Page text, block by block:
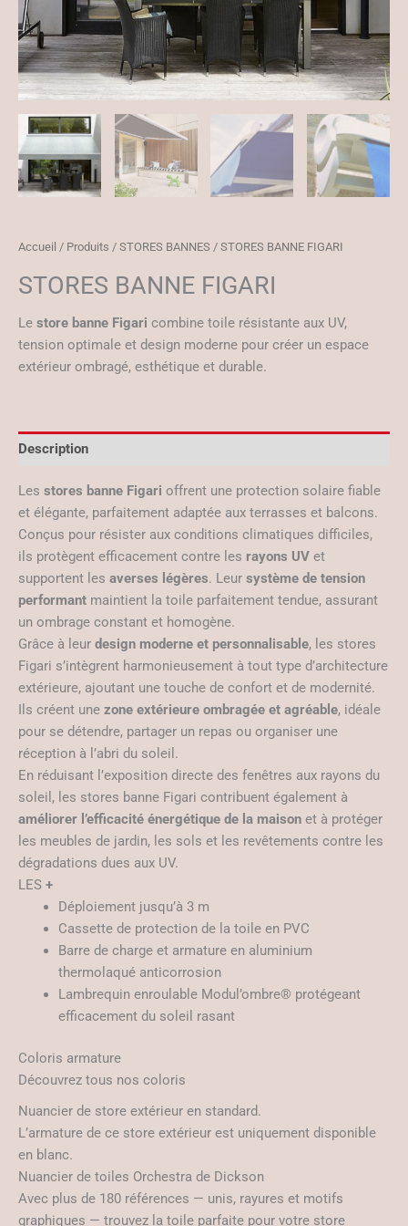
Accueil / Produits / STORES BANNES / STORES BANNE FIGARI
STORES BANNE FIGARI
Le store banne Figari combine toile résistante aux UV,
tension optimale et design moderne pour créer un espace
extérieur ombragé, esthétique et durable.
Description
Les stores banne Figari offrent une protection solaire fiable
et élégante, parfaitement adaptée aux terrasses et balcons.
Conçus pour résister aux conditions climatiques difficiles,
ils protègent efficacement contre les rayons UV et
supportent les averses légères. Leur système de tension
performant maintient la toile parfaitement tendue, assurant
un ombrage constant et homogène.
Grâce à leur design moderne et personnalisable, les stores
Figari s’intègrent harmonieusement à tout type d’architecture
extérieure, ajoutant une touche de confort et de modernité.
Ils créent une zone extérieure ombragée et agréable, idéale
pour se détendre, partager un repas ou organiser une
réception à l’abri du soleil.
En réduisant l’exposition directe des fenêtres aux rayons du
soleil, les stores banne Figari contribuent également à
améliorer l’efficacité énergétique de la maison et à protéger
les meubles de jardin, les sols et les revêtements contre les
dégradations dues aux UV.
LES +
Déploiement jusqu’à 3 m
Cassette de protection de la toile en PVC
Barre de charge et armature en aluminium
thermolaqué anticorrosion
Lambrequin enroulable Modul’ombre® protégeant
efficacement du soleil rasant
Coloris armature
Découvrez tous nos coloris
Nuancier de store extérieur en standard.
L’armature de ce store extérieur est uniquement disponible
en blanc.
Nuancier de toiles Orchestra de Dickson
Avec plus de 180 références — unis, rayures et motifs
graphiques — trouvez la toile parfaite pour votre store